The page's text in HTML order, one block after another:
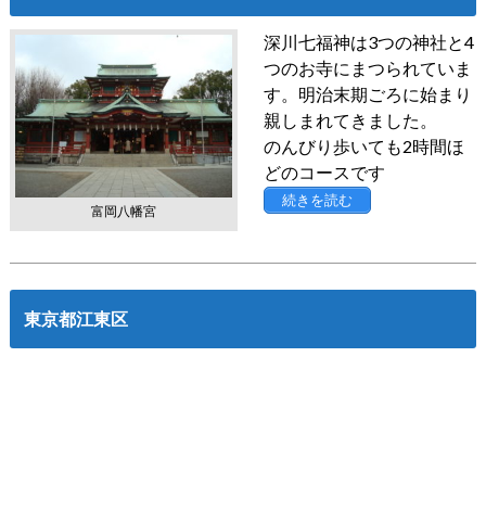
富岡八幡宮
深川七福神は3つの神社と4
つのお寺にまつられていま
す。明治末期ごろに始まり
親しまれてきました。
のんびり歩いても2時間ほ
どのコースです
続きを読む
東京都江東区